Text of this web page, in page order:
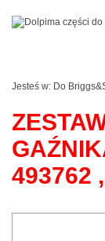
Jesteś w: Do
493762